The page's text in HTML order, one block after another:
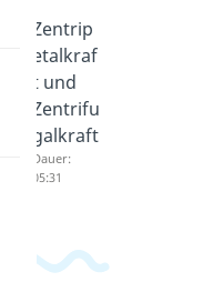
Zentrip
etalkraf
t und
Zentrifu
galkraft
Dauer:
05:31